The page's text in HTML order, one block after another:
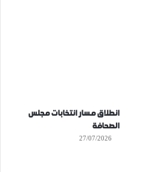
انطلاق مسار انتخابات مجلس
الصحافة
27/07/2026